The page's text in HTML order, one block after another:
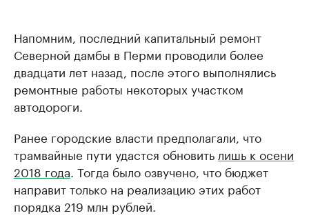
Напомним, последний капитальный ремонт
Северной дамбы в Перми проводили более
двадцати лет назад, после этого выполнялись
ремонтные работы некоторых участком
автодороги.
Ранее городские власти предполагали, что
трамвайные пути удастся обновить лишь к осени
2018 года. Тогда было озвучено, что бюджет
направит только на реализацию этих работ
порядка 219 млн рублей.